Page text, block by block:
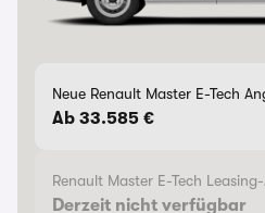
Neue Renault Master E-Tech
Ab 33.585 €
Renault Master E-Tech
Derzeit nicht verfügbar